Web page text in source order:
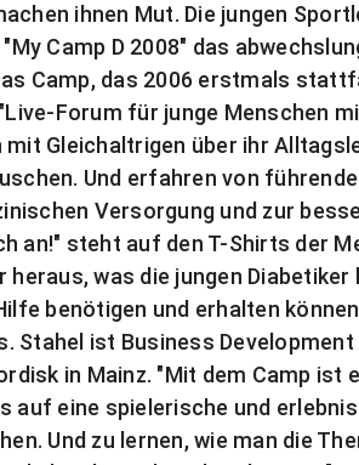
ihnen Mut. Die jungen
Camp D 2008" das
Camp, das 2006 erstmals
Forum für junge Menschen
mit Gleichaltrigen über ihr
Und erfahren von
Versorgung und zur
an!" steht auf den T-Shirts der
heraus, was die jungen Diabetiker
benötigen und erhalten
Stahel ist Business
in Mainz. "Mit dem Camp ist
auf eine spielerische und
Und zu lernen, wie man die